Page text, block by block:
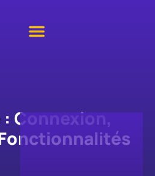
Connexion,